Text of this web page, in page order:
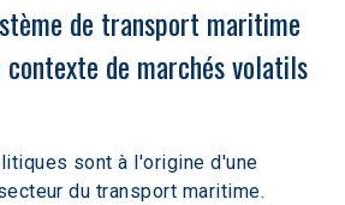
de transport maritime
de marchés volatils
sont à l'origine d'une
du transport maritime.